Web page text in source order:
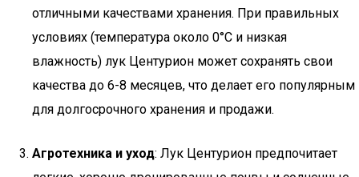
отличными качествами хранения. При правильных
условиях (температура около 0°C и низкая
влажность) лук Центурион может сохранять свои
качества до 6-8 месяцев, что делает его популярным
для долгосрочного хранения и продажи.
Агротехника и уход: Лук Центурион предпочитает